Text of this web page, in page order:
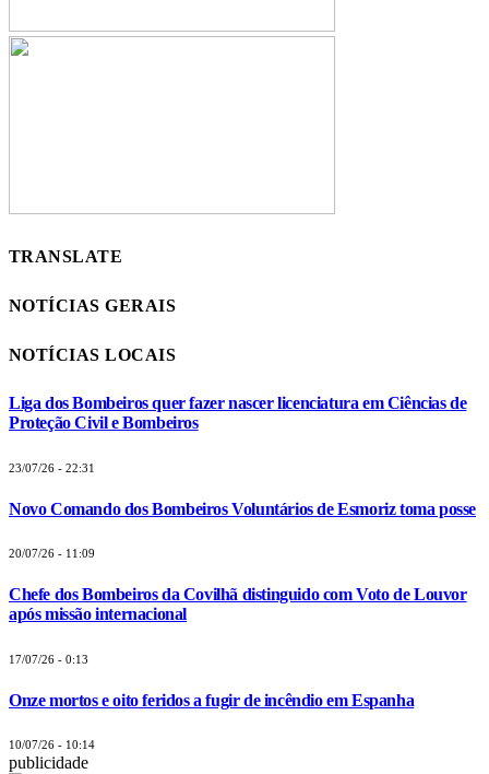
TRANSLATE
NOTÍCIAS GERAIS
NOTÍCIAS LOCAIS
Liga dos Bombeiros quer fazer nascer licenciatura em Ciências de
Proteção Civil e Bombeiros
23/07/26 - 22:31
Novo Comando dos Bombeiros Voluntários de Esmoriz toma posse
20/07/26 - 11:09
Chefe dos Bombeiros da Covilhã distinguido com Voto de Louvor
após missão internacional
17/07/26 - 0:13
Onze mortos e oito feridos a fugir de incêndio em Espanha
10/07/26 - 10:14
publicidade